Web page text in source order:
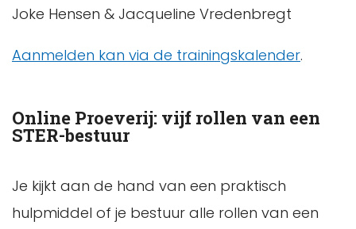
Joke Hensen & Jacqueline Vredenbregt
Aanmelden kan via de trainingskalender.
Online Proeverij: vijf rollen van een
STER-bestuur
Je kijkt aan de hand van een praktisch
hulpmiddel of je bestuur alle rollen van een